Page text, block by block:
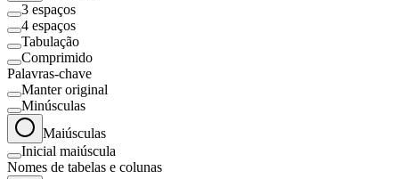
3 espaços
4 espaços
Tabulação
Comprimido
Palavras-chave
Manter original
Minúsculas
Maiúsculas
Inicial maiúscula
Nomes de tabelas e colunas